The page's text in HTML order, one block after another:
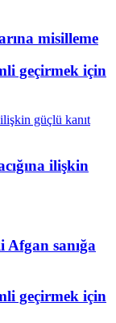
misilleme
geçirmek için
ilişkin
Afgan sanığa
geçirmek için